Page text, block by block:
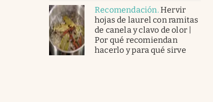
Recomendación.Hervir
hojas de laurel con ramitas
de canela y clavo de olor |
Por qué recomiendan
hacerlo y para qué sirve